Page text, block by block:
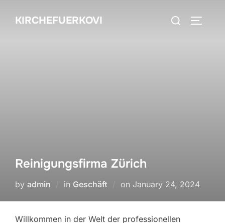
KIRCHEFUERKOVI
Search
Reinigungsfirma Zürich
by admin in Geschäft on Posted
January 24, 2024
Willkommen in der Welt der professionellen